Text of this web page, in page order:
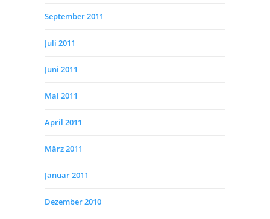
September 2011
Juli 2011
Juni 2011
Mai 2011
April 2011
März 2011
Januar 2011
Dezember 2010